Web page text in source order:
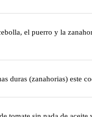
el puerro y la
duras (zanahorias)